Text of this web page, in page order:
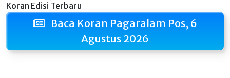
Koran Edisi Terbaru
Baca Koran Pagaralam Pos, 6
Agustus 2026